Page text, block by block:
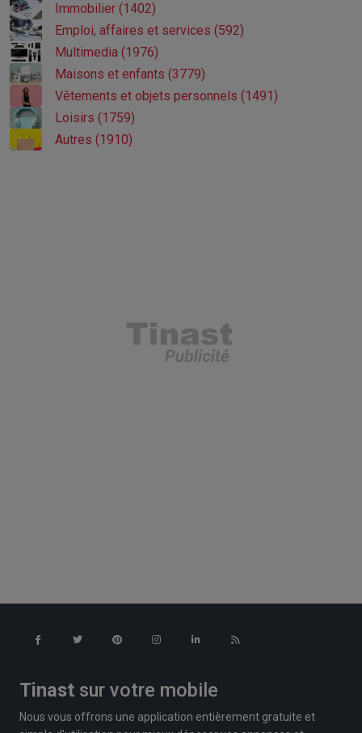
Immobilier (1402)
Emploi, affaires et services (592)
Multimedia (1976)
Maisons et enfants (3779)
Vêtements et objets personnels (1491)
Loisirs (1759)
Autres (1910)
Tinast sur votre mobile
Nous vous offrons une application entièrement gratuite et